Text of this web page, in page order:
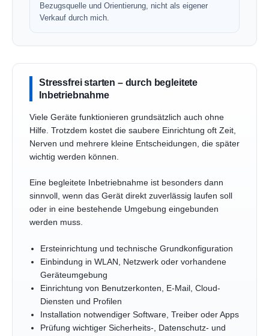
Bezugsquelle und Orientierung, nicht als eigener
Verkauf durch mich.
Stressfrei starten – durch begleitete
Inbetriebnahme
Viele Geräte funktionieren grundsätzlich auch ohne
Hilfe. Trotzdem kostet die saubere Einrichtung oft Zeit,
Nerven und mehrere kleine Entscheidungen, die später
wichtig werden können.
Eine begleitete Inbetriebnahme ist besonders dann
sinnvoll, wenn das Gerät direkt zuverlässig laufen soll
oder in eine bestehende Umgebung eingebunden
werden muss.
Ersteinrichtung und technische Grundkonfiguration
Einbindung in WLAN, Netzwerk oder vorhandene
Geräteumgebung
Einrichtung von Benutzerkonten, E-Mail, Cloud-
Diensten und Profilen
Installation notwendiger Software, Treiber oder Apps
Prüfung wichtiger Sicherheits-, Datenschutz- und